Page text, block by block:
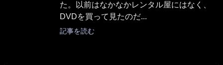
た。以前はなかなかレンタル屋にはなく、
DVDを買って見たのだ...
記事を読む